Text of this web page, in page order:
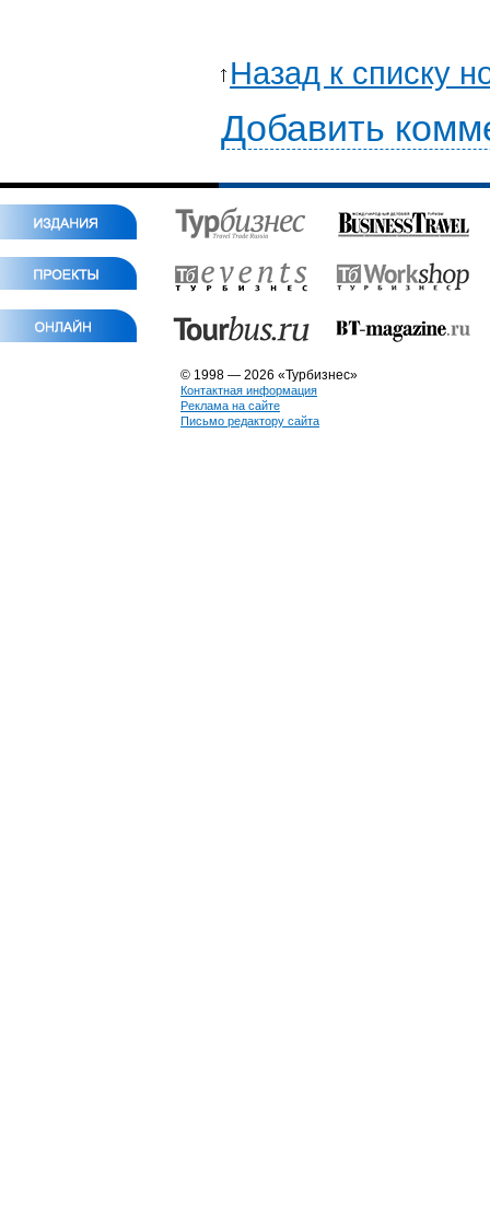
Назад к списку
Добавить
© 1998 — 2026 «Турбизнес»
Контактная информация
Реклама на сайте
Письмо редактору сайта